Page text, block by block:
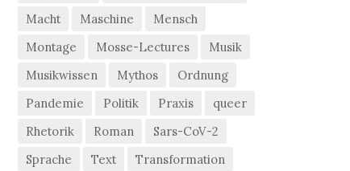
Macht
Maschine
Mensch
Montage
Mosse-Lectures
Musik
Musikwissen
Mythos
Ordnung
Pandemie
Politik Praxis
queer
Rhetorik
Roman
Sars-CoV-2
Sprache
Text
Transformation